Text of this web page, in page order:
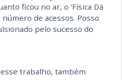
ficou no ar, o ‘Física Dá
de acessos. Posso
pelo sucesso do
trabalho, também